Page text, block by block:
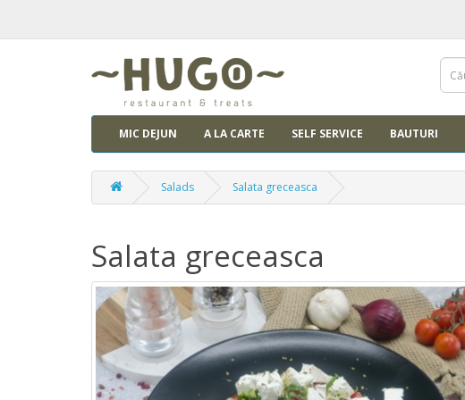
MIC DEJUN A LA CARTE SELF SERVICE BAUTURI
Salads Salata greceasca
Salata greceasca